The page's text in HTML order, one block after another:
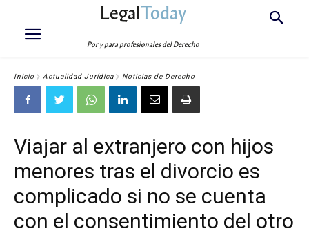
LegalToday
Por y para profesionales del Derecho
Inicio Actualidad Jurídica Noticias de Derecho
Viajar al extranjero con hijos
menores tras el divorcio es
complicado si no se cuenta
con el consentimiento del otro